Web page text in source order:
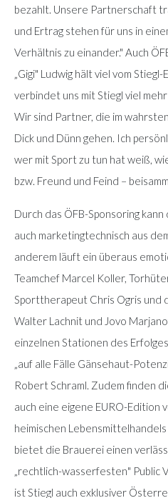
bezahlt. Unsere Partnerschaft
und Ertrag stehen für uns in
Verhältnis zu einander." Auch
„Gigi" Ludwig hält viel vom
verbindet uns mit Stiegl viel
Wir sind Partner, die im
Dick und Dünn gehen. Ich
wer mit Sport zu tun hat weiß,
bzw. Freund und Feind –
Durch das ÖFB-Sponsoring
auch marketingtechnisch aus
anderem läuft ein überaus
Teamchef Marcel Koller,
Sporttherapeut Chris Ogris und
Walter Lachnit und Jovo
einzelnen Stationen des
„auf alle Fälle Gänsehaut-
Robert Schraml. Zudem finden
auch eine eigene EURO-Edition
heimischen
bietet die Brauerei einen
„rechtlich-wasserfesten" Public
ist Stiegl auch exklusiver